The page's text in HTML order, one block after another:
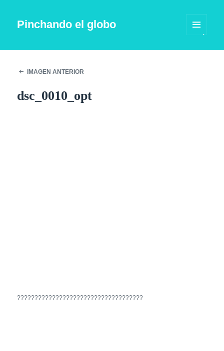
Pinchando el globo
WIDGETS
IMAGEN ANTERIOR
dsc_0010_opt
????????????????????????????????????